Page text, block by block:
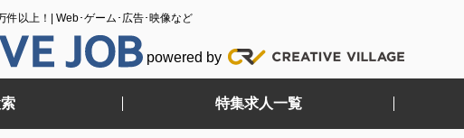
件以上！| Web･ゲーム･広告･映像など
powered by
特集求人一覧